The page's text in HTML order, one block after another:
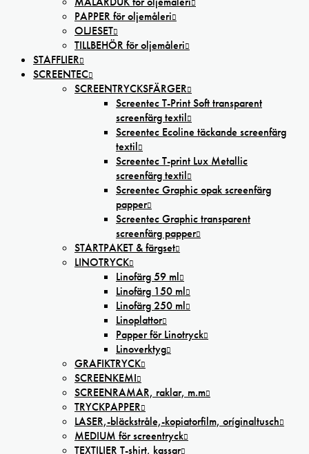
PAPPER för oljemåleri
OLJESET
TILLBEHÖR för oljemåleri
STAFFLIER
SCREENTEC
SCREENTRYCKSFÄRGER
Screentec T-Print Soft transparent
screenfärg textil
Screentec Ecoline täckande screenfärg
textil
Screentec T-print Lux Metallic
screenfärg textil
Screentec Graphic opak screenfärg
papper
Screentec Graphic transparent
screenfärg papper
STARTPAKET & färgset
LINOTRYCK
Linofärg 59 ml
Linofärg 150 ml
Linofärg 250 ml
Linoplattor
Papper för Linotryck
Linoverktyg
GRAFIKTRYCK
SCREENKEMI
SCREENRAMAR, raklar, m.m
TRYCKPAPPER
LASER,-bläckstråle,-kopiatorfilm, oríginaltusch
MEDIUM för screentryck
TEXTILIER T-shirt, kassar